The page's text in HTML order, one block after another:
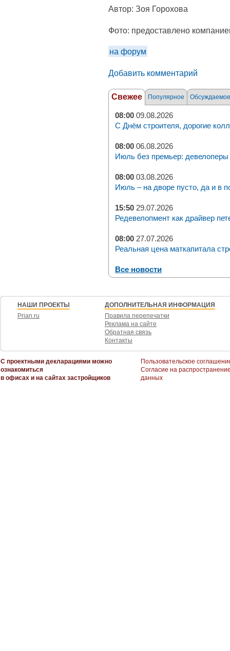
Автор: Зоя Горохова
Фото: предоставлено
на форум
Добавить комментарий
Свежее Популярное Обсуждаемое
08:00 09.08.2026
С Днём строителя, дорогие
08:00 06.08.2026
Июль без премьер: девелоперы
08:00 03.08.2026
Июль – на дворе пусто, да и в
15:50 29.07.2026
Редевелопмент как драйвер
08:00 27.07.2026
Реальная цена маткапитала
Все новости
НАШИ ПРОЕКТЫ
Prian.ru
ДОПОЛНИТЕЛЬНАЯ ИНФОРМАЦИЯ
Правила перепечатки
Реклама на сайте
Обратная связь
Контакты
С проектными декларациями можно
ознакомиться
в офисах и на сайтах застройщиков
Пользовательское
Согласие на
данных